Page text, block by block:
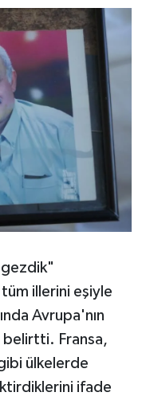
perde
illerini eşiyle
Avrupa'nın
belirtti. Fransa,
ülkelerde
ifade